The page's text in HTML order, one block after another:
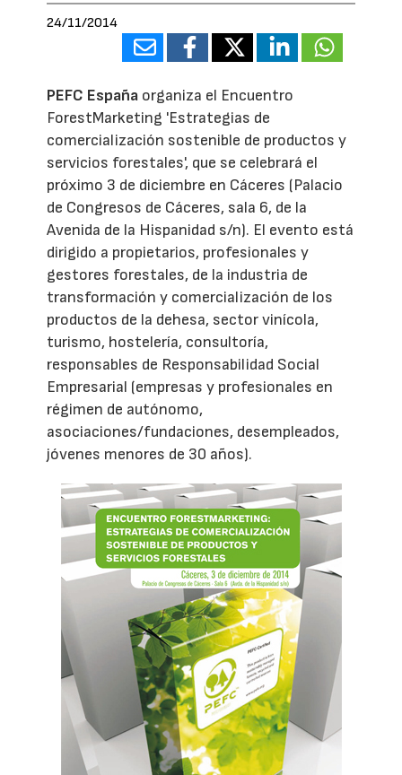
24/11/2014
PEFC España organiza el Encuentro
ForestMarketing 'Estrategias de
comercialización sostenible de productos y
servicios forestales', que se celebrará el
próximo 3 de diciembre en Cáceres (Palacio
de Congresos de Cáceres, sala 6, de la
Avenida de la Hispanidad s/n). El evento está
dirigido a propietarios, profesionales y
gestores forestales, de la industria de
transformación y comercialización de los
productos de la dehesa, sector vinícola,
turismo, hostelería, consultoría,
responsables de Responsabilidad Social
Empresarial (empresas y profesionales en
régimen de autónomo,
asociaciones/fundaciones, desempleados,
jóvenes menores de 30 años).